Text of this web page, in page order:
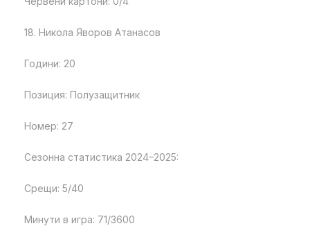
18. Никола Яворов Атанасов
Години: 20
Позиция: Полузащитник
Номер: 27
Сезонна статистика 2024–2025:
Срещи: 5/40
Минути в игра: 71/3600